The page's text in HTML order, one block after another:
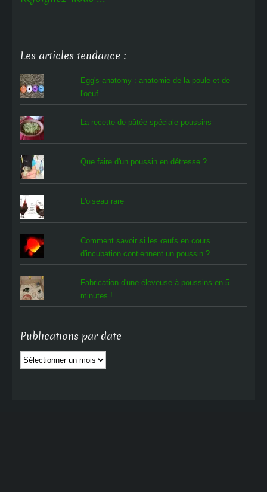
Les articles tendance :
Egg's anatomy : anatomie de la poule et de
l'oeuf
La recette de pâtée spéciale poussins
Que faire d'un poussin en détresse ?
L'oiseau rare
Comment savoir si les œufs en cours
d'incubation contiennent un poussin ?
Fabrication d'une éleveuse à poussins en 5
minutes !
Publications par date
Publications
par